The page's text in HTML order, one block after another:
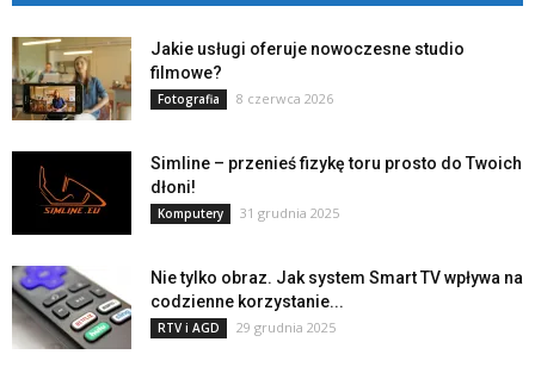
Jakie usługi oferuje nowoczesne studio
filmowe?
Fotografia 8 czerwca 2026
Simline – przenieś fizykę toru prosto do Twoich
dłoni!
Komputery 31 grudnia 2025
Nie tylko obraz. Jak system Smart TV wpływa na
codzienne korzystanie...
RTV i AGD 29 grudnia 2025